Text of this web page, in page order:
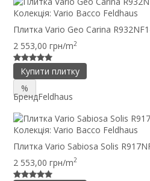
Колекція: Vario Bacco Feldhaus
Плитка Vario Geo Carina
2 553,00 грн/m2
Купити плитку
%
БрендFeldhaus
Колекція: Vario Bacco Feldhaus
Плитка Vario Sabiosa Solis
2 553,00 грн/m2